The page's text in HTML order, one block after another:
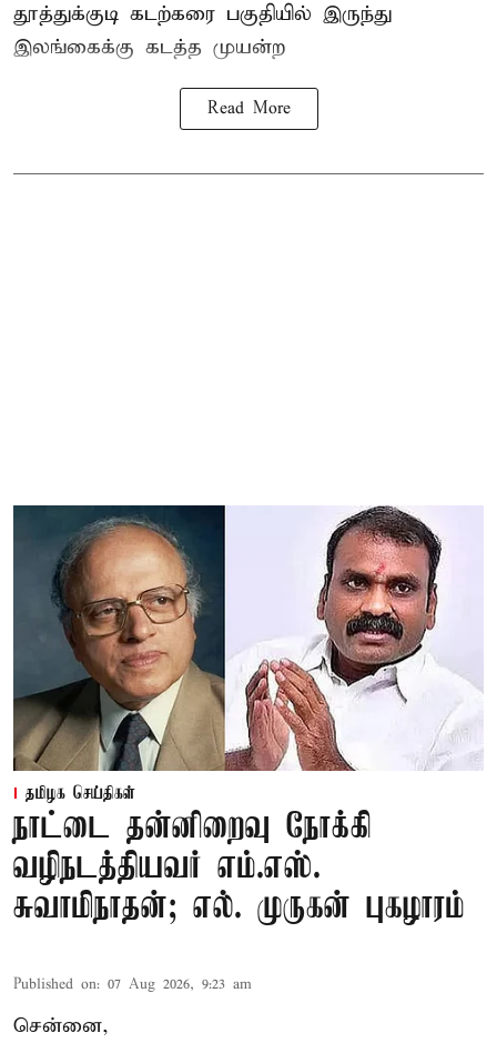
தூத்துக்குடி கடற்கரை பகுதியில் இருந்து
இலங்கைக்கு கடத்த முயன்ற
Read More
தமிழக செய்திகள்
நாட்டை தன்னிறைவு நோக்கி
வழிநடத்தியவர் எம்.எஸ்.
சுவாமிநாதன்; எல். முருகன் புகழாரம்
Published on: 07 Aug 2026, 9:23 am
சென்னை,